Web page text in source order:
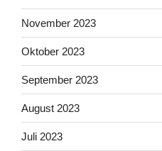
November 2023
Oktober 2023
September 2023
August 2023
Juli 2023